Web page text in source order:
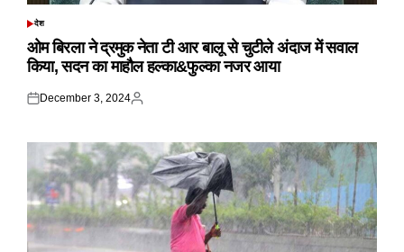
POSTED
देश
ओम बिरला ने द्रमुक नेता टी आर बालू से चुटीले अंदाज में सवाल
किया, सदन का माहौल हल्का&फुल्का नजर आया
Posted
December 3, 2024
Posted